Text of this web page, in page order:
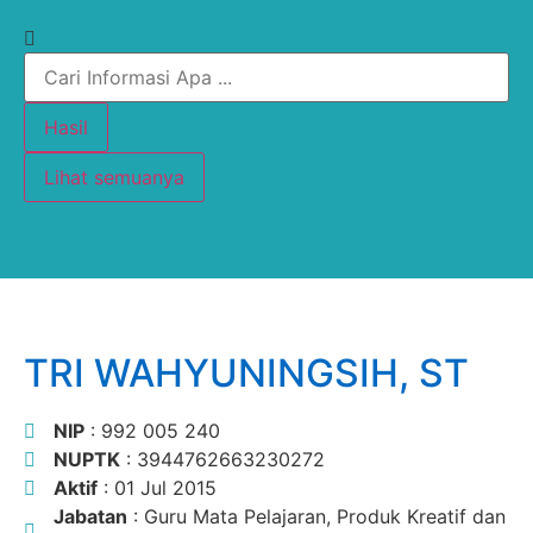
Hasil
Lihat semuanya
TRI WAHYUNINGSIH, ST
NIP : 992 005 240
NUPTK : 3944762663230272
Aktif : 01 Jul 2015
Jabatan : Guru Mata Pelajaran, Produk Kreatif dan